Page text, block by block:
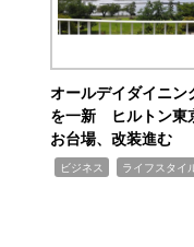
オールデイダイニン
を一新 ヒルトン東
お台場、改装進む
ビジネス ライフスタイ